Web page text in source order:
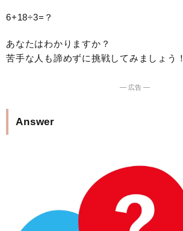
6+18÷3=？
あなたはわかりますか？
苦手な人も諦めずに挑戦してみましょう！
― 広告 ―
Answer